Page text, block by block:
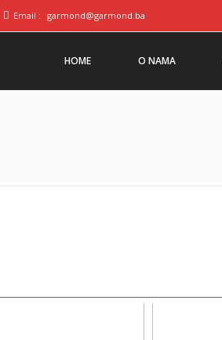
Email : garmond@garmond.ba
HOME O NAMA